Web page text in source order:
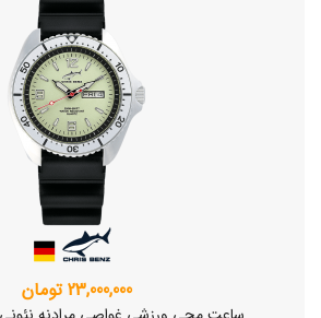
23,000,000 تومان